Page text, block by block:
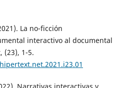
La no-ficción
interactivo al documental
(23), 1-5.